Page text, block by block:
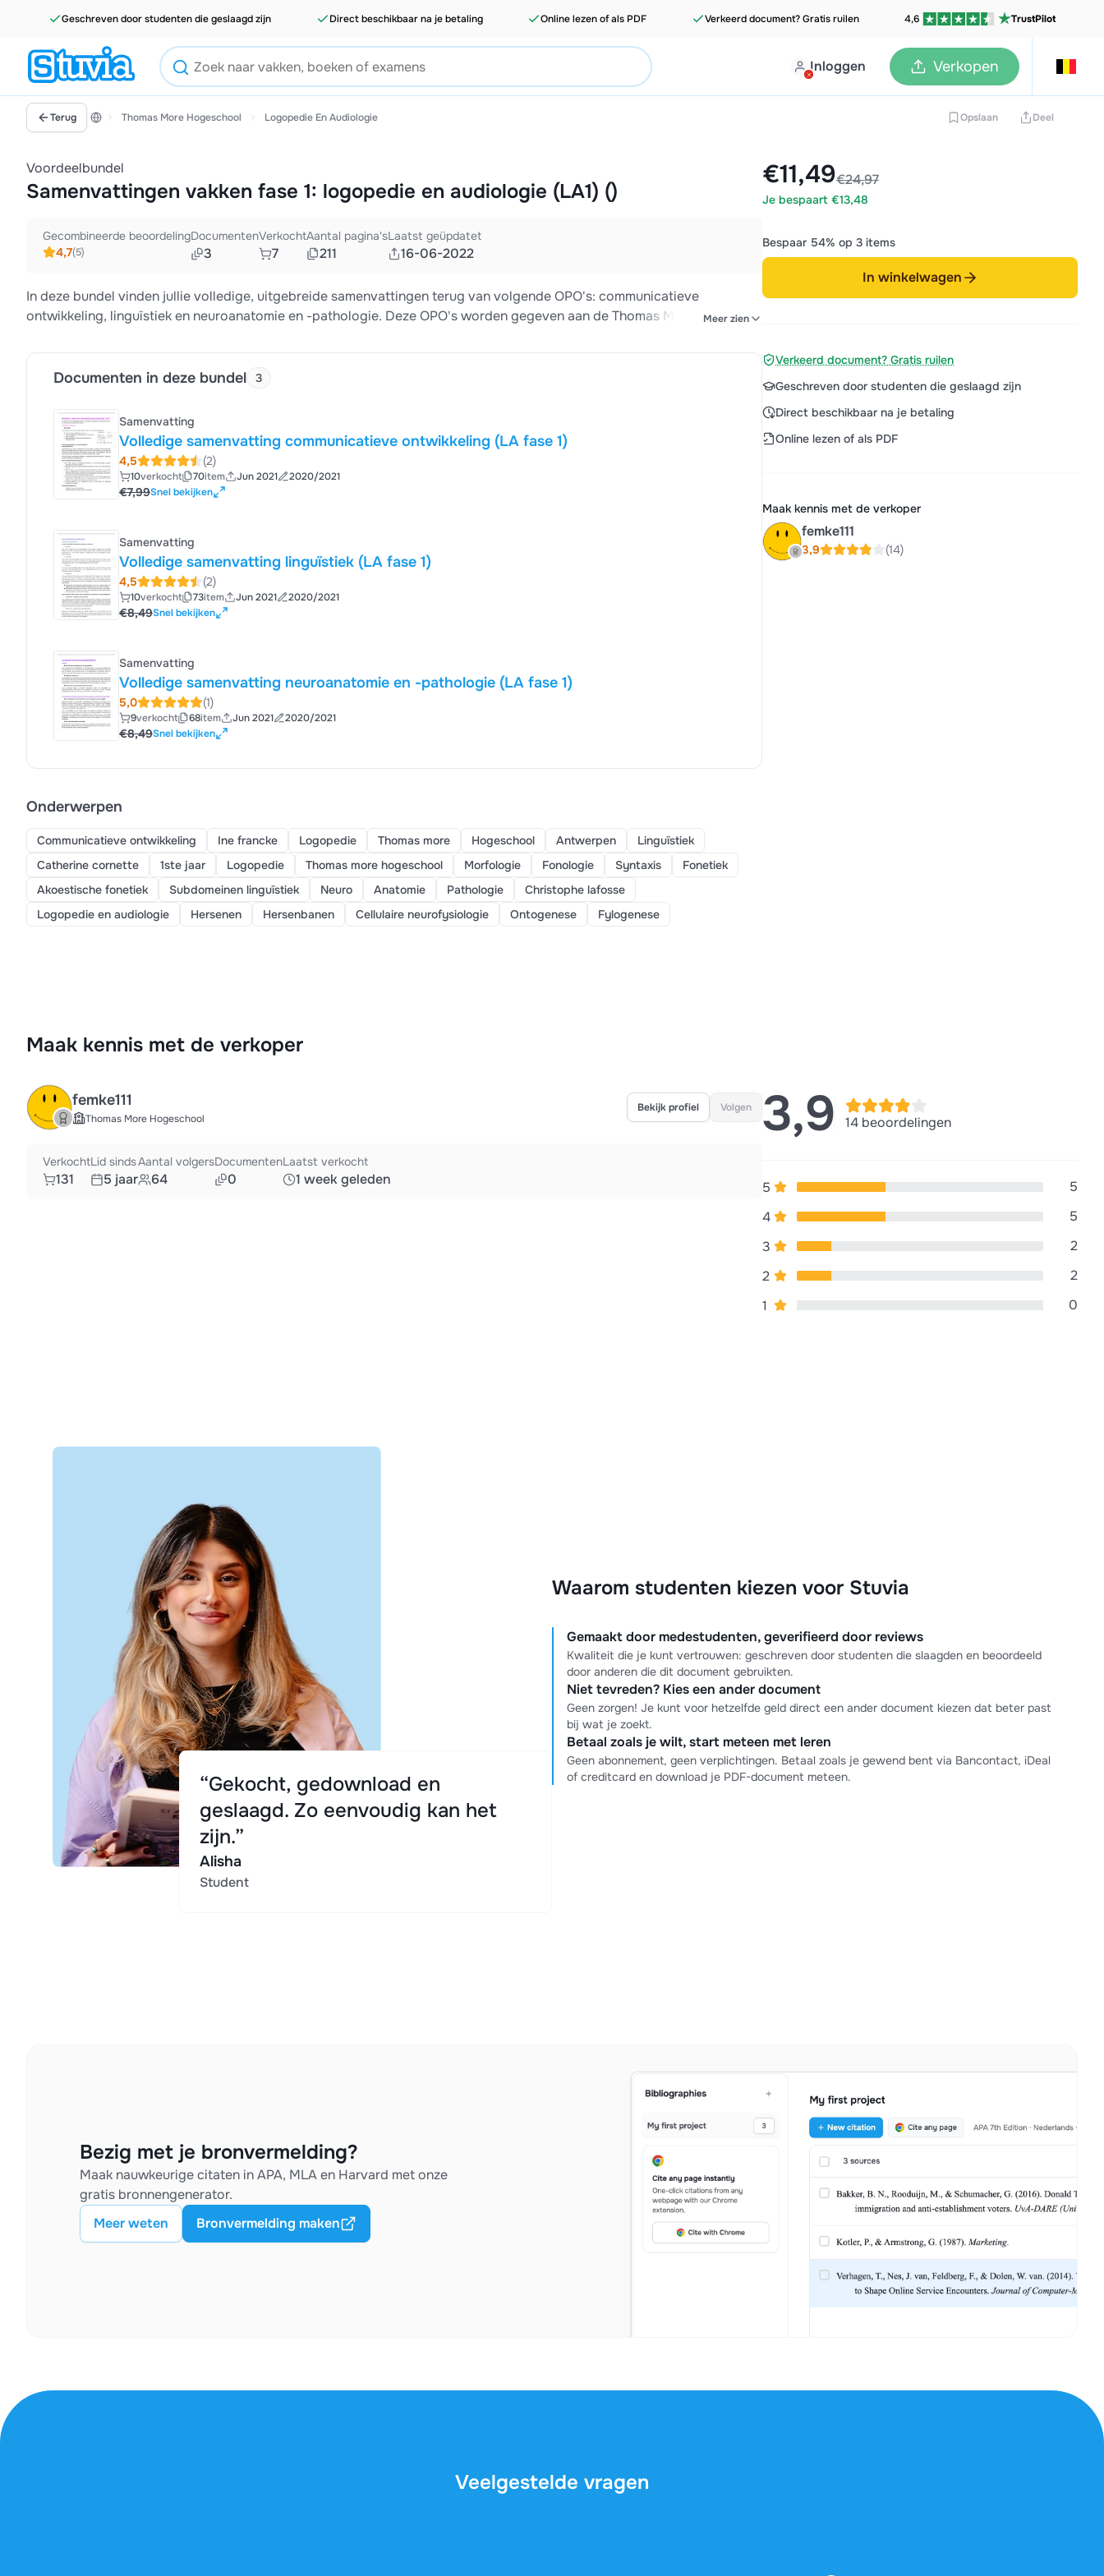
Geschreven door studenten die geslaagd zijn Direct beschikbaar na je betaling Online lezen of als PDF Verkeerd document? Gratis ruilen 4,6 TrustPilot
Inloggen Verkopen
Terug Thomas More Hogeschool Logopedie En Audiologie Opslaan Deel
Voordeelbundel
Samenvattingen vakken fase 1: logopedie en audiologie (LA1) ()
Gecombineerde beoordeling
4,7(5)
Documenten
3
Verkocht
7
Aantal pagina's
211
Laatst geüpdatet
16-06-2022
In deze bundel vinden jullie volledige, uitgebreide samenvattingen terug van volgende OPO's: communicatieve
ontwikkeling, linguïstiek en neuroanatomie en -pathologie. Deze OPO's worden gegeven aan de Thomas More
Meer zien
Documenten in deze bundel 3
Samenvatting
Volledige samenvatting communicatieve ontwikkeling (LA fase 1)
4,5 (2)
10verkocht 70item Jun 2021 2020/2021
€7,99Snel bekijken
Samenvatting
Volledige samenvatting linguïstiek (LA fase 1)
4,5 (2)
10verkocht 73item Jun 2021 2020/2021
€8,49Snel bekijken
Samenvatting
Volledige samenvatting neuroanatomie en -pathologie (LA fase 1)
5,0 (1)
9verkocht 68item Jun 2021 2020/2021
€8,49Snel bekijken
Onderwerpen
Communicatieve ontwikkeling Ine francke Logopedie Thomas more Hogeschool Antwerpen
Linguïstiek
Catherine cornette
1ste jaar Logopedie Thomas more hogeschool Morfologie Fonologie Syntaxis
Fonetiek
Akoestische fonetiek
Subdomeinen linguïstiek Neuro Anatomie Pathologie
Christophe lafosse
Logopedie en audiologie
Hersenen Hersenbanen Cellulaire neurofysiologie Ontogenese Fylogenese
€11,49€24,97
Je bespaart €13,48
Bespaar 54% op 3 items
In winkelwagen
Verkeerd document? Gratis ruilen
Geschreven door studenten die geslaagd zijn
Direct beschikbaar na je betaling
Online lezen of als PDF
Maak kennis met de verkoper
femke111
3,9 (14)
Maak kennis met de verkoper
femke111
Thomas More Hogeschool
Bekijk profiel Volgen
Verkocht
131
Lid sinds
5 jaar
Aantal volgers
64
Documenten
0
Laatst verkocht
1 week geleden
3,9 14 beoordelingen
5
5
4
5
3
2
2
2
1
0
Waarom studenten kiezen voor Stuvia
Gemaakt door medestudenten, geverifieerd door reviews
Kwaliteit die je kunt vertrouwen: geschreven door studenten die slaagden en beoordeeld
door anderen die dit document gebruikten.
Niet tevreden? Kies een ander document
Geen zorgen! Je kunt voor hetzelfde geld direct een ander document kiezen dat beter past
bij wat je zoekt.
Betaal zoals je wilt, start meteen met leren
Geen abonnement, geen verplichtingen. Betaal zoals je gewend bent via Bancontact, iDeal
of creditcard en download je PDF-document meteen.
“Gekocht, gedownload en
geslaagd. Zo eenvoudig kan het
zijn.”
Alisha
Student
Bezig met je bronvermelding?
Maak nauwkeurige citaten in APA, MLA en Harvard met onze
gratis bronnengenerator.
Meer weten
Bronvermelding maken
Veelgestelde vragen